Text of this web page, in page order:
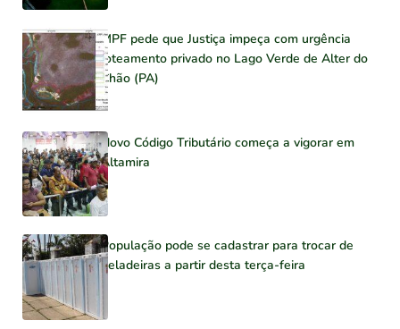
MPF pede que Justiça impeça com urgência
loteamento privado no Lago Verde de Alter do
Chão (PA)
Novo Código Tributário começa a vigorar em
Altamira
População pode se cadastrar para trocar de
geladeiras a partir desta terça-feira